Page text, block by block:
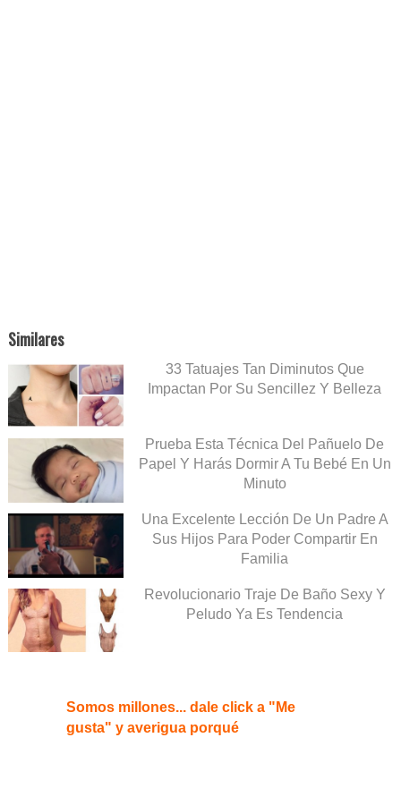
Similares
33 Tatuajes Tan Diminutos Que
Impactan Por Su Sencillez Y Belleza
Prueba Esta Técnica Del Pañuelo De
Papel Y Harás Dormir A Tu Bebé En Un
Minuto
Una Excelente Lección De Un Padre A
Sus Hijos Para Poder Compartir En
Familia
Revolucionario Traje De Baño Sexy Y
Peludo Ya Es Tendencia
Somos millones... dale click a "Me
gusta" y averigua porqué